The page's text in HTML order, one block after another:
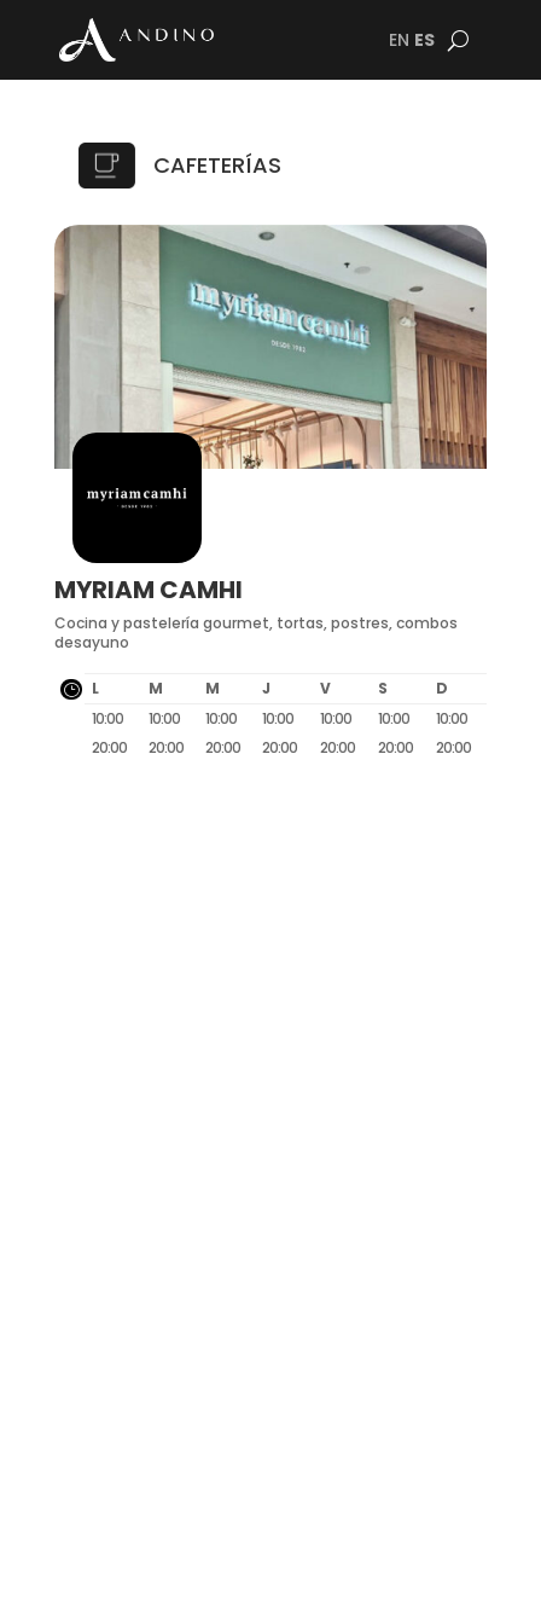
EN ES
CAFETERÍAS
MYRIAM CAMHI
Cocina y pastelería gourmet, tortas, postres, combos
desayuno
L M M J V S
D
10:00
20:00
10:00
20:00
10:00
20:00
10:00
20:00
10:00
20:00
10:00
20:00
10:00
20:00
}